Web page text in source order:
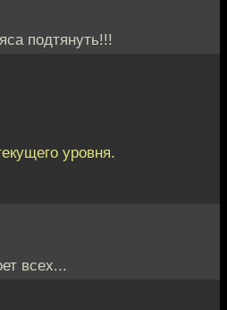
подтянуть!!!
уровня.
всех...